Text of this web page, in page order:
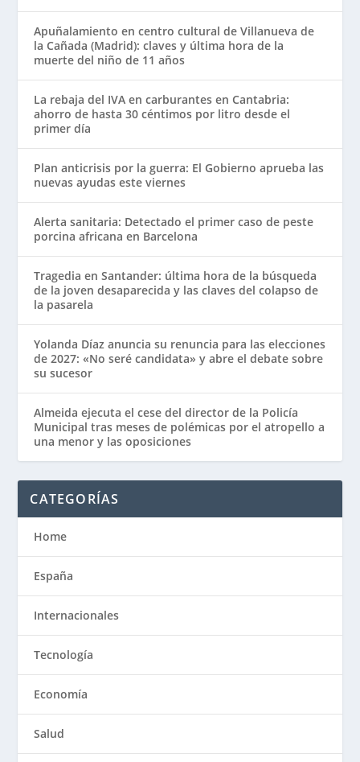
Apuñalamiento en centro cultural de Villanueva de
la Cañada (Madrid): claves y última hora de la
muerte del niño de 11 años
La rebaja del IVA en carburantes en Cantabria:
ahorro de hasta 30 céntimos por litro desde el
primer día
Plan anticrisis por la guerra: El Gobierno aprueba las
nuevas ayudas este viernes
Alerta sanitaria: Detectado el primer caso de peste
porcina africana en Barcelona
Tragedia en Santander: última hora de la búsqueda
de la joven desaparecida y las claves del colapso de
la pasarela
Yolanda Díaz anuncia su renuncia para las elecciones
de 2027: «No seré candidata» y abre el debate sobre
su sucesor
Almeida ejecuta el cese del director de la Policía
Municipal tras meses de polémicas por el atropello a
una menor y las oposiciones
CATEGORÍAS
Home
España
Internacionales
Tecnología
Economía
Salud